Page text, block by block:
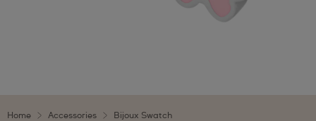
Home Accessories Bijoux Swatch